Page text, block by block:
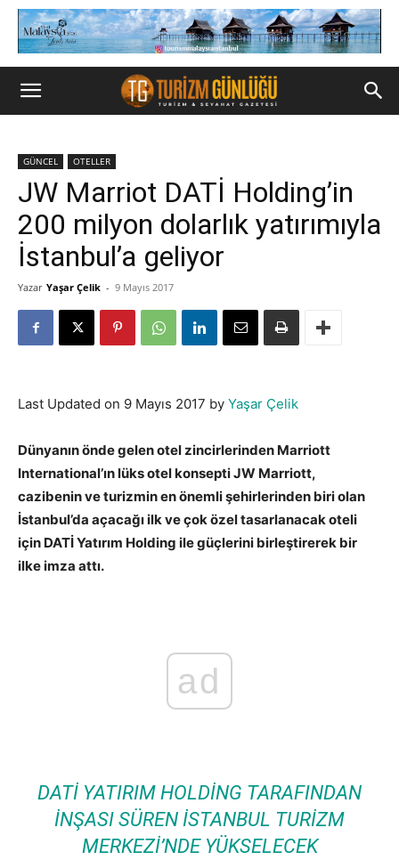
GÜNCEL OTELLER
JW Marriot DATİ Holding’in
200 milyon dolarlık yatırımıyla
İstanbul’a geliyor
Yazar Yaşar Çelik - 9 Mayıs 2017
Last Updated on 9 Mayıs 2017 by Yaşar Çelik
Dünyanın önde gelen otel zincirlerinden Marriott
International’ın lüks otel konsepti JW Marriott,
cazibenin ve turizmin en önemli şehirlerinden biri olan
İstanbul’da açacağı ilk ve çok özel tasarlanacak oteli
için DATİ Yatırım Holding ile güçlerini birleştirerek bir
ilke imza attı.
ad
DATİ YATIRIM HOLDING TARAFINDAN
INŞASI SÜREN İSTANBUL TURIZM
MERKEZI’NDE YÜKSELECEK